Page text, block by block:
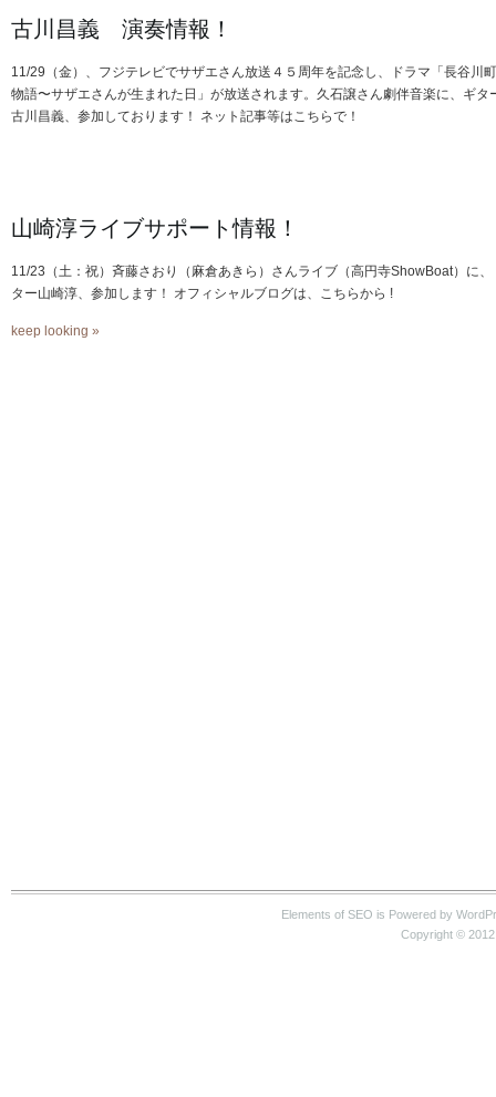
古川昌義 演奏情報！
11/29（金）、フジテレビでサザエさん放送４５周年を記念し、ドラマ「長谷川
物語〜サザエさんが生まれた日」が放送されます。久石譲さん劇伴音楽に、ギタ
古川昌義、参加しております！ ネット記事等はこちらで！
山崎淳ライブサポート情報！
11/23（土：祝）斉藤さおり（麻倉あきら）さんライブ（高円寺ShowBoat）に、
ター山崎淳、参加します！ オフィシャルブログは、こちらから !
keep looking »
Elements of SEO is Powered by
Copyright ©